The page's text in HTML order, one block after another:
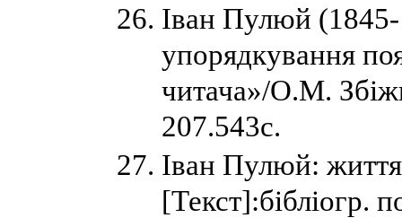
Іван Пулюй
упорядкування
читача»/О.М.
207.543с.
Іван Пулюй: життя
[Текст]:бібліогр.